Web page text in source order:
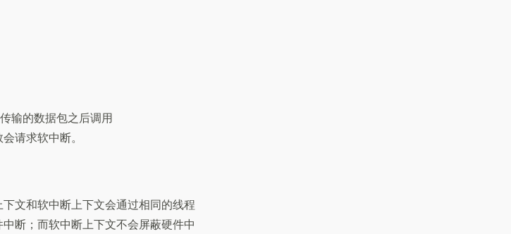
输的数据包之后调用
请求软中断。
文和软中断上下文会通过相同的线程
断；而软中断上下文不会屏蔽硬件中